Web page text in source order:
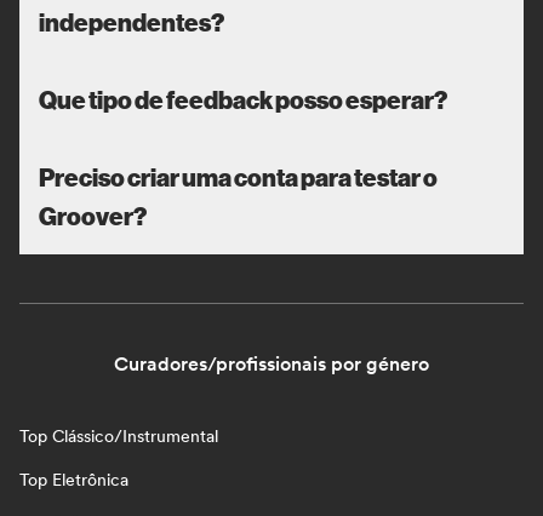
independentes?
Que tipo de feedback posso esperar?
Preciso criar uma conta para testar o
Groover?
Curadores/profissionais por género
Top Clássico/Instrumental
Top Eletrônica